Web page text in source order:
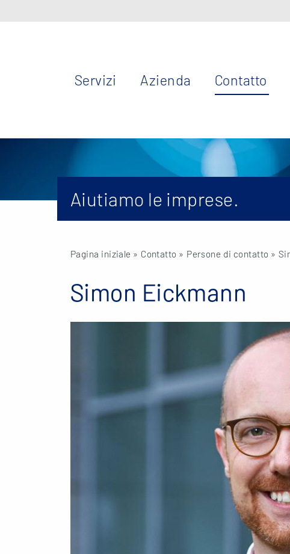
Servizi Azienda Contatto
Aiutiamo le imprese.
Pagina iniziale » Contatto » Persone di contatto »
Simon Eickmann